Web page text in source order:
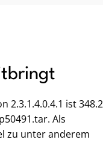
2.3.1.4.0.4.1 ist 348.2
Als
zu unter anderem